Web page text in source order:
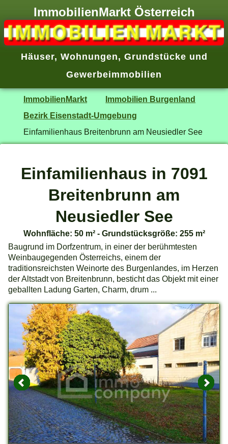
ImmobilienMarkt Österreich
Häuser, Wohnungen, Grundstücke und
Gewerbeimmobilien
ImmobilienMarkt
Immobilien Burgenland
Bezirk Eisenstadt-Umgebung
Einfamilienhaus Breitenbrunn am Neusiedler See
Einfamilienhaus in 7091
Breitenbrunn am
Neusiedler See
Wohnfläche: 50 m² - Grundstücksgröße: 255 m²
Baugrund im Dorfzentrum, in einer der berühmtesten
Weinbaugegenden Österreichs, einem der
traditionsreichsten Weinorte des Burgenlandes, im Herzen
der Altstadt von Breitenbrunn, besticht das Objekt mit einer
geballten Ladung Garten, Charm, drum ...